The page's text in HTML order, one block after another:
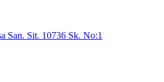
San. Sit. 10736 Sk. No:1